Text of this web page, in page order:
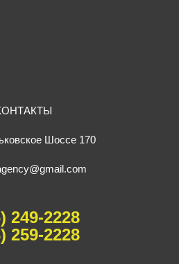
Шоссе 170
249-2228
259-2228